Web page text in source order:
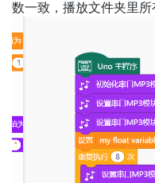
数一致，播放文件夹里所